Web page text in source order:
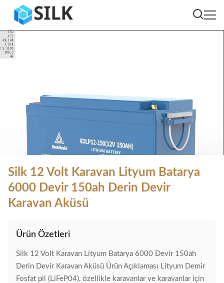
Silk 12 Volt Karavan Lityum Batarya
6000 Devir 150ah Derin Devir
Karavan Aküsü
Ürün Özetleri
Silk 12 Volt Karavan Lityum Batarya 6000 Devir 150ah
Derin Devir Karavan Aküsü Ürün Açıklaması Lityum Demir
Fosfat pil (LiFeP04), özellikle karavanlar ve karavanlar için